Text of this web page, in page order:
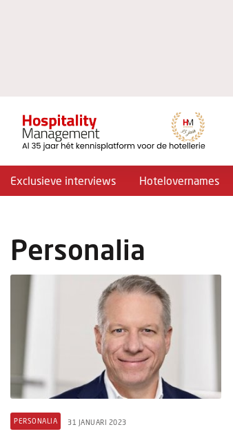
Exclusieve interviews Hotelovernames
Personalia
PERSONALIA 31 JANUARI 2023